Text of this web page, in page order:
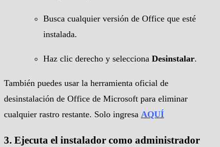
Busca cualquier versión de Office que esté
instalada.
Haz clic derecho y selecciona Desinstalar.
También puedes usar la herramienta oficial de
desinstalación de Office de Microsoft para eliminar
cualquier rastro restante. Solo ingresa AQUÍ
3. Ejecuta el instalador como administrador